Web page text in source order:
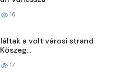
16
a volt városi strand
17